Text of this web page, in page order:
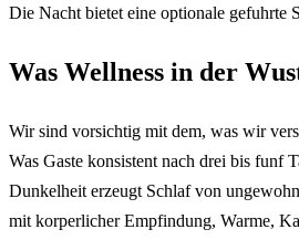
Die Nacht bietet eine optionale gefuhrte
Was Wellness in der
Wir sind vorsichtig mit dem, was wir
Was Gaste konsistent nach drei bis funf
Dunkelheit erzeugt Schlaf von
mit korperlicher Empfindung, Warme,